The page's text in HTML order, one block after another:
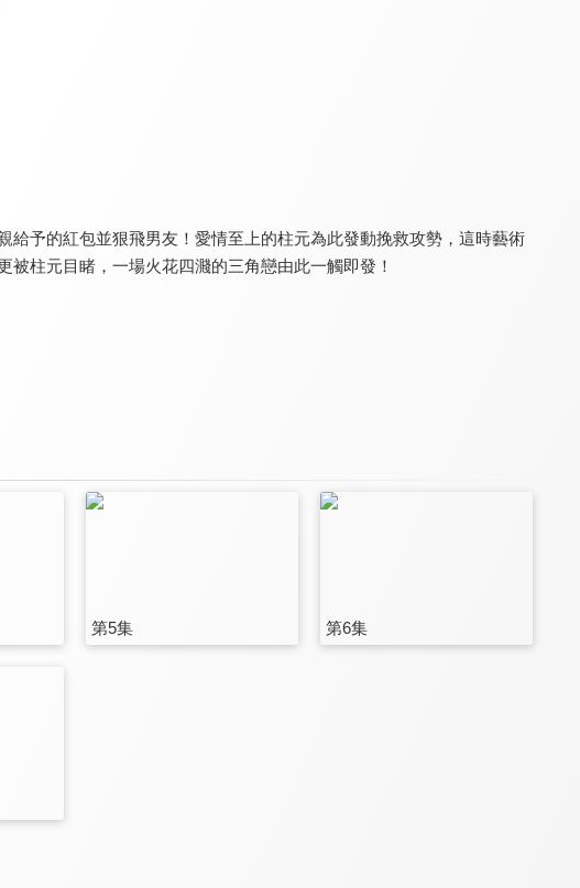
予的紅包並狠飛男友！愛情至上的柱元為此發動挽救攻勢，這時藝術
柱元目睹，一場火花四濺的三角戀由此一觸即發！
第5集 第6集